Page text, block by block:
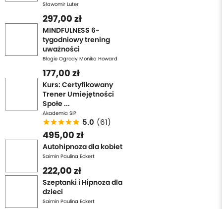
Sławomir Luter
297,00 zł
MINDFULNESS 6-
tygodniowy trening
uważności
Błogie Ogrody Monika Howard
177,00 zł
Kurs: Certyfikowany
Trener Umiejętności
Społe ...
Akademia SIP
5.0 (61)
495,00 zł
Autohipnoza dla kobiet
Saimin Paulina Eckert
222,00 zł
Szeptanki i Hipnoza dla
dzieci
Saimin Paulina Eckert